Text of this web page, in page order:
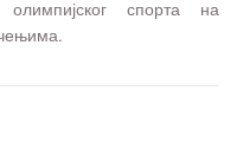
спорта на